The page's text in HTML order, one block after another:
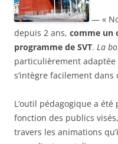
— «
depuis 2 ans, comme un
programme de SVT. La
particulièrement
s’intègre facilement dans
L’outil pédagogique a
fonction des publics
travers les animations